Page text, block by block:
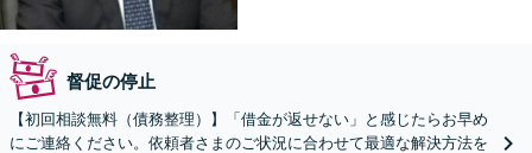
督促の停止
【初回相談無料（債務整理）】「借金が返せない」と感じたらお早め
にご連絡ください。依頼者さまのご状況に合わせて最適な解決方法を